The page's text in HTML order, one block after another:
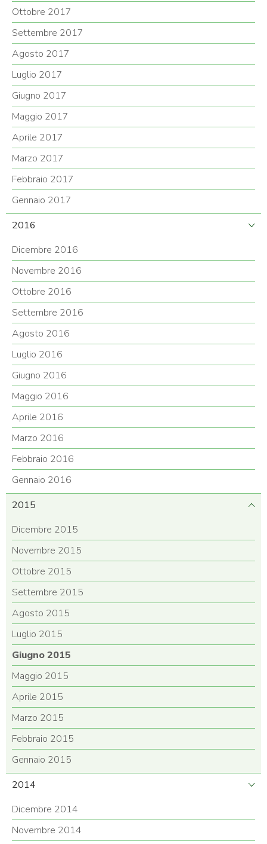
Ottobre 2017
Settembre 2017
Agosto 2017
Luglio 2017
Giugno 2017
Maggio 2017
Aprile 2017
Marzo 2017
Febbraio 2017
Gennaio 2017
2016
Dicembre 2016
Novembre 2016
Ottobre 2016
Settembre 2016
Agosto 2016
Luglio 2016
Giugno 2016
Maggio 2016
Aprile 2016
Marzo 2016
Febbraio 2016
Gennaio 2016
2015
Dicembre 2015
Novembre 2015
Ottobre 2015
Settembre 2015
Agosto 2015
Luglio 2015
Giugno 2015
Maggio 2015
Aprile 2015
Marzo 2015
Febbraio 2015
Gennaio 2015
2014
Dicembre 2014
Novembre 2014